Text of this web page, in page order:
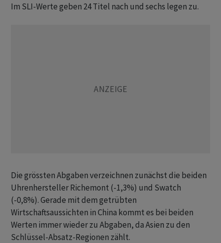
Im SLI-Werte geben 24 Titel nach und sechs legen zu.
Die grössten Abgaben verzeichnen zunächst die beiden
Uhrenhersteller Richemont (-1,3%) und Swatch
(-0,8%). Gerade mit dem getrübten
Wirtschaftsaussichten in China kommt es bei beiden
Werten immer wieder zu Abgaben, da Asien zu den
Schlüssel-Absatz-Regionen zählt.